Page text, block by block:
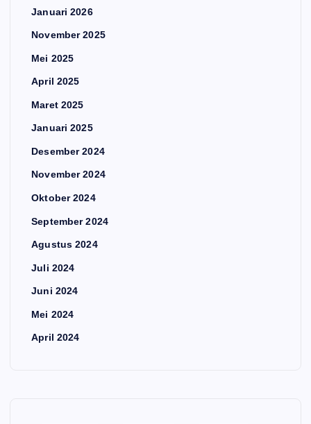
Januari 2026
November 2025
Mei 2025
April 2025
Maret 2025
Januari 2025
Desember 2024
November 2024
Oktober 2024
September 2024
Agustus 2024
Juli 2024
Juni 2024
Mei 2024
April 2024